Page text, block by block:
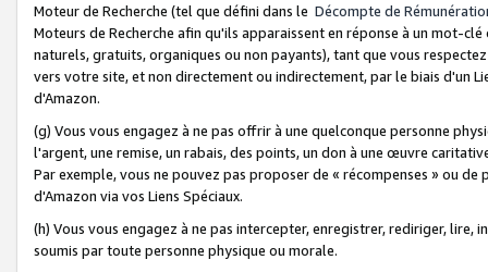
Moteur de Recherche (tel que défini dans le Décompte de
Moteurs de Recherche afin qu'ils apparaissent en réponse à un mot-
naturels, gratuits, organiques ou non payants), tant que vous
vers votre site, et non directement ou indirectement, par le biais d'un
d'Amazon.
(g) Vous vous engagez à ne pas offrir à une quelconque personne
l'argent, une remise, un rabais, des points, un don à une œuvre
Par exemple, vous ne pouvez pas proposer de « récompenses » ou
d'Amazon via vos Liens Spéciaux.
(h) Vous vous engagez à ne pas intercepter, enregistrer, rediriger,
soumis par toute personne physique ou morale.